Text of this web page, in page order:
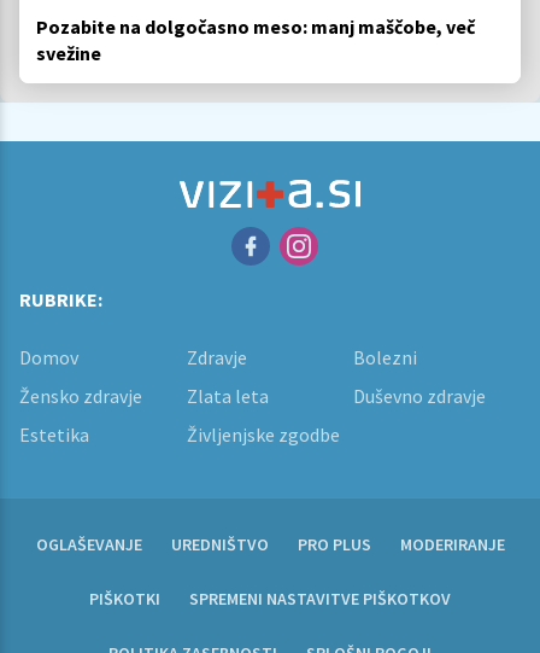
Pozabite na dolgočasno meso: manj maščobe, več
svežine
RUBRIKE:
Domov Zdravje
Bolezni
Žensko zdravje
Zlata leta
Duševno zdravje
Estetika
Življenjske zgodbe
OGLAŠEVANJE UREDNIŠTVO PRO PLUS MODERIRANJE
PIŠKOTKI SPREMENI NASTAVITVE PIŠKOTKOV